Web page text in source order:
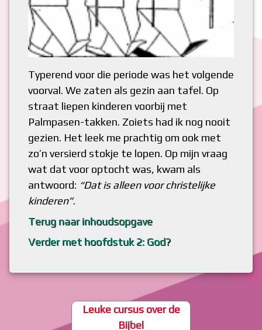
Typerend voor die periode was het volgende
voorval. We zaten als gezin aan tafel. Op
straat liepen kinderen voorbij met
Palmpasen-takken. Zoiets had ik nog nooit
gezien. Het leek me prachtig om ook met
zo’n versierd stokje te lopen. Op mijn vraag
wat dat voor optocht was, kwam als
antwoord: “Dat is alleen voor christelijke
kinderen”.
Terug naar inhoudsopgave
Verder met hoofdstuk 2: God?
Leuke cursus over de
Bijbel